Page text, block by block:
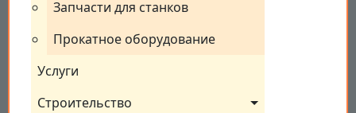
Запчасти для станков
Прокатное оборудование
Услуги
Строительство